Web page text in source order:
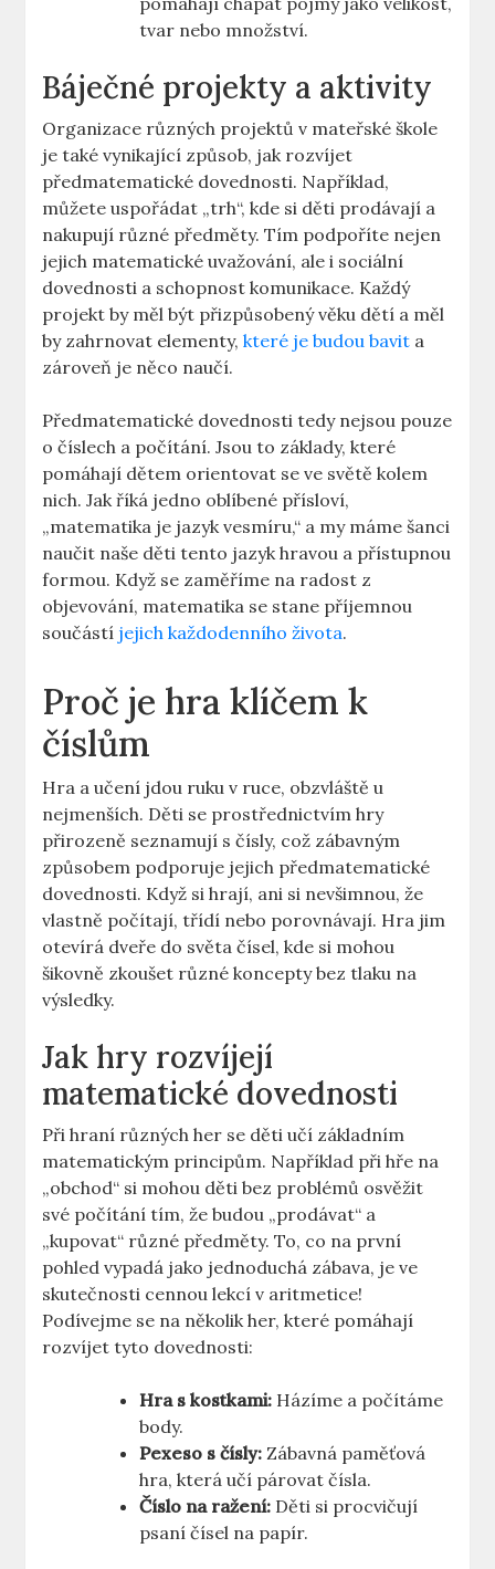
tvar nebo množství.
Báječné projekty a aktivity
Organizace různých projektů v mateřské škole
je také vynikající způsob, jak rozvíjet
předmatematické dovednosti. Například,
můžete uspořádat „trh“, kde si děti prodávají a
nakupují různé předměty. Tím podpoříte nejen
jejich matematické uvažování, ale i sociální
dovednosti a schopnost komunikace. Každý
projekt by měl být přizpůsobený věku dětí a měl
by zahrnovat elementy,které je budou bavit a
zároveň je něco naučí.
Předmatematické dovednosti tedy nejsou pouze
o číslech a počítání. Jsou to základy, které
pomáhají dětem orientovat se ve světě kolem
nich. Jak říká jedno oblíbené přísloví,
„matematika je jazyk vesmíru,“ a my máme šanci
naučit naše děti tento jazyk hravou a přístupnou
formou. Když se zaměříme na radost z
objevování, matematika se stane příjemnou
součástí jejich každodenního života.
Proč je hra klíčem k
číslům
Hra a učení jdou ruku v ruce, obzvláště u
nejmenších. Děti se prostřednictvím hry
přirozeně seznamují s čísly, což zábavným
způsobem podporuje jejich předmatematické
dovednosti. Když si hrají, ani si nevšimnou, že
vlastně počítají, třídí nebo porovnávají. Hra jim
otevírá dveře do světa čísel, kde si mohou
šikovně zkoušet různé koncepty bez tlaku na
výsledky.
Jak hry rozvíjejí
matematické dovednosti
Při hraní různých her se děti učí základním
matematickým principům. Například při hře na
„obchod“ si mohou děti bez problémů osvěžit
své počítání tím, že budou „prodávat“ a
„kupovat“ různé předměty. To, co na první
pohled vypadá jako jednoduchá zábava, je ve
skutečnosti cennou lekcí v aritmetice!
Podívejme se na několik her, které pomáhají
rozvíjet tyto dovednosti:
Hra s kostkami: Házíme a počítáme
body.
Pexeso s čísly: Zábavná paměťová
hra, která učí párovat čísla.
Číslo na ražení: Děti si procvičují
psaní čísel na papír.